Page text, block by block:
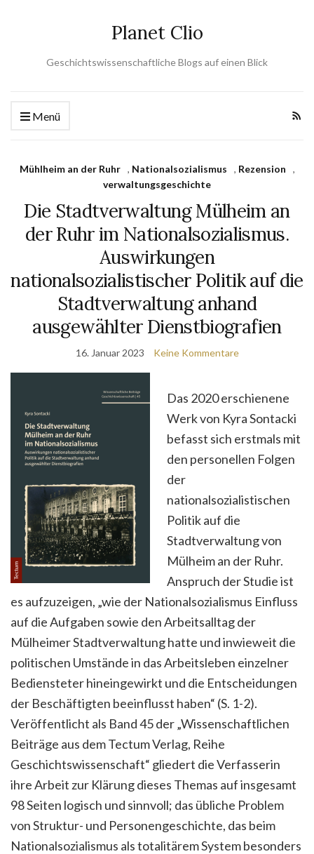
Planet Clio
Geschichtswissenschaftliche Blogs auf einen Blick
Menü
Mühlheim an der Ruhr , Nationalsozialismus , Rezension
,
verwaltungsgeschichte
Die Stadtverwaltung Mülheim an
der Ruhr im Nationalsozialismus.
Auswirkungen
nationalsozialistischer Politik auf die
Stadtverwaltung anhand
ausgewählter Dienstbiografien
16. Januar 2023 Keine Kommentare
Das 2020 erschienene
Werk von Kyra Sontacki
befasst sich erstmals mit
den personellen Folgen
der
nationalsozialistischen
Politik auf die
Stadtverwaltung von
Mülheim an der Ruhr.
Anspruch der Studie ist
es aufzuzeigen, „wie der Nationalsozialismus Einfluss
auf die Aufgaben sowie den Arbeitsalltag der
Mülheimer Stadtverwaltung hatte und inwieweit die
politischen Umstände in das Arbeitsleben einzelner
Bediensteter hineingewirkt und die Entscheidungen
der Beschäftigten beeinflusst haben“ (S. 1-2).
Veröffentlicht als Band 45 der „Wissenschaftlichen
Beiträge aus dem Tectum Verlag, Reihe
Geschichtswissenschaft“ gliedert die Verfasserin
ihre Arbeit zur Klärung dieses Themas auf insgesamt
98 Seiten logisch und sinnvoll; das übliche Problem
von Struktur- und Personengeschichte, das beim
Nationalsozialismus als totalitärem System besonders